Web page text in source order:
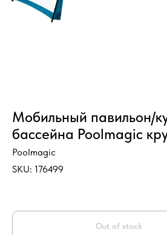
Мобильный павильон/
бассейна Poolmagic
Poolmagic
SKU: 176499
Out of stock